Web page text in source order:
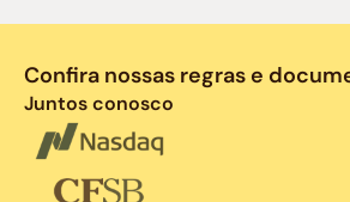
Confira nossas regras e
Juntos conosco